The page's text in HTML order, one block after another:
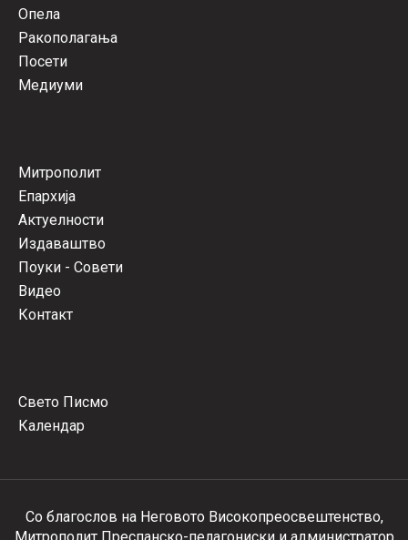
Опела
Ракополагања
Посети
Медиуми
Митрополит
Епархија
Актуелности
Издаваштво
Поуки - Совети
Видео
Контакт
Свето Писмо
Календар
Со благослов на Неговото Високопреосвештенство,